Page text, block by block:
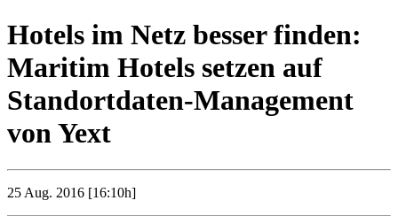
Hotels im Netz besser finden:
Maritim Hotels setzen auf
Standortdaten-Management
von Yext
25 Aug. 2016 [16:10h]